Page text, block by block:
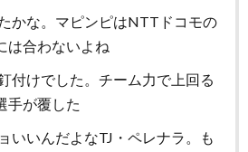
かな。マピンピはNTTドコモの
は合わないよね
付けでした。チーム力で上回る
手が覆した
いいんだよなTJ・ペレナラ。も